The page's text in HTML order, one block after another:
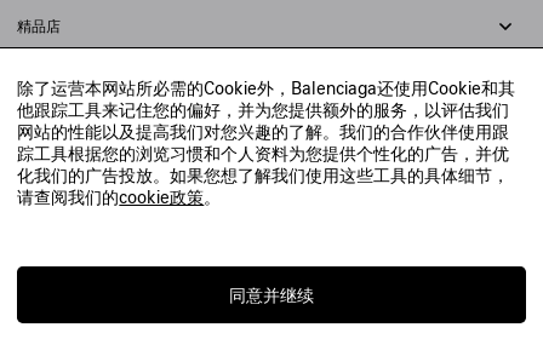
除了运营本网站所必需的Cookie外，Balenciaga还使用Cookie和其
他跟踪工具来记住您的偏好，并为您提供额外的服务，以评估我们
网站的性能以及提高我们对您兴趣的了解。我们的合作伙伴使用跟
踪工具根据您的浏览习惯和个人资料为您提供个性化的广告，并优
化我们的广告投放。如果您想了解我们使用这些工具的具体细节，
请查阅我们的cookie政策。
同意并继续
举报平台
小红书
精品店
寻找附近的精品店
实时聊天客服
发送邮件
我们将在24小时内给予回复
联系我们：400-610-6018
© 2020 巴黎世家贸易（上海）有限公司
上海工商行政管理